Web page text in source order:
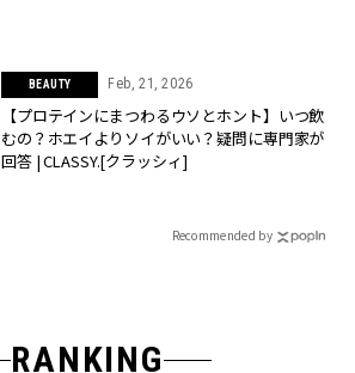
BEAUTY Feb, 21, 2026
【プロテインにまつわるウソとホント】いつ飲
むの？ホエイよりソイがいい？疑問に専門家が
回答 | CLASSY.[クラッシィ]
Recommended by
RANKING